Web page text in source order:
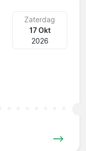
Zaterdag
17 Okt
2026